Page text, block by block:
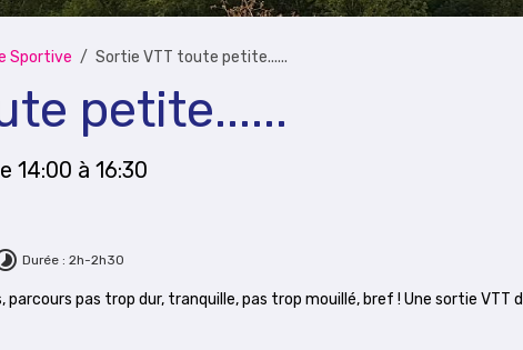
Sportive Sortie VTT toute petite......
petite......
14:00 à 16:30
Durée : 2h-2h30
pas trop dur, tranquille, pas trop mouillé, bref ! Une sortie VTT